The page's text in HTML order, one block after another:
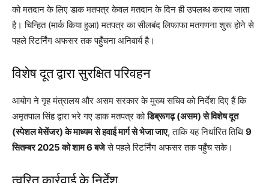
को मतदान के लिए डाक मतपत्र केवल मतदान के दिन ही उपलब्ध कराया जाता
है। चिन्हित (मार्क किया हुआ) मतपत्र का सीलबंद लिफाफा मतगणना शुरू होने से
पहले रिटर्निंग अफसर तक पहुँचना अनिवार्य है।
विशेष दूत द्वारा सुरक्षित परिवहन
आयोग ने गृह मंत्रालय और असम सरकार के मुख्य सचिव को निर्देश दिए हैं कि
अमृतपाल सिंह द्वारा भरे गए डाक मतपत्र कोडिब्रूगढ़ (असम) से विशेष दूत
(स्पेशल मेसेंजर) के माध्यम से हवाई मार्ग से भेजा जाए, ताकि यह निर्धारित तिथि 9
सितम्बर 2025 को शाम 6 बजेसे पहले रिटर्निंग अफसर तक पहुँच सके।